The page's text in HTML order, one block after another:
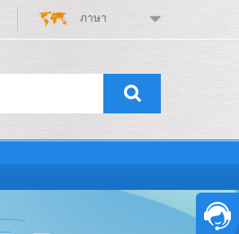
ภาษา